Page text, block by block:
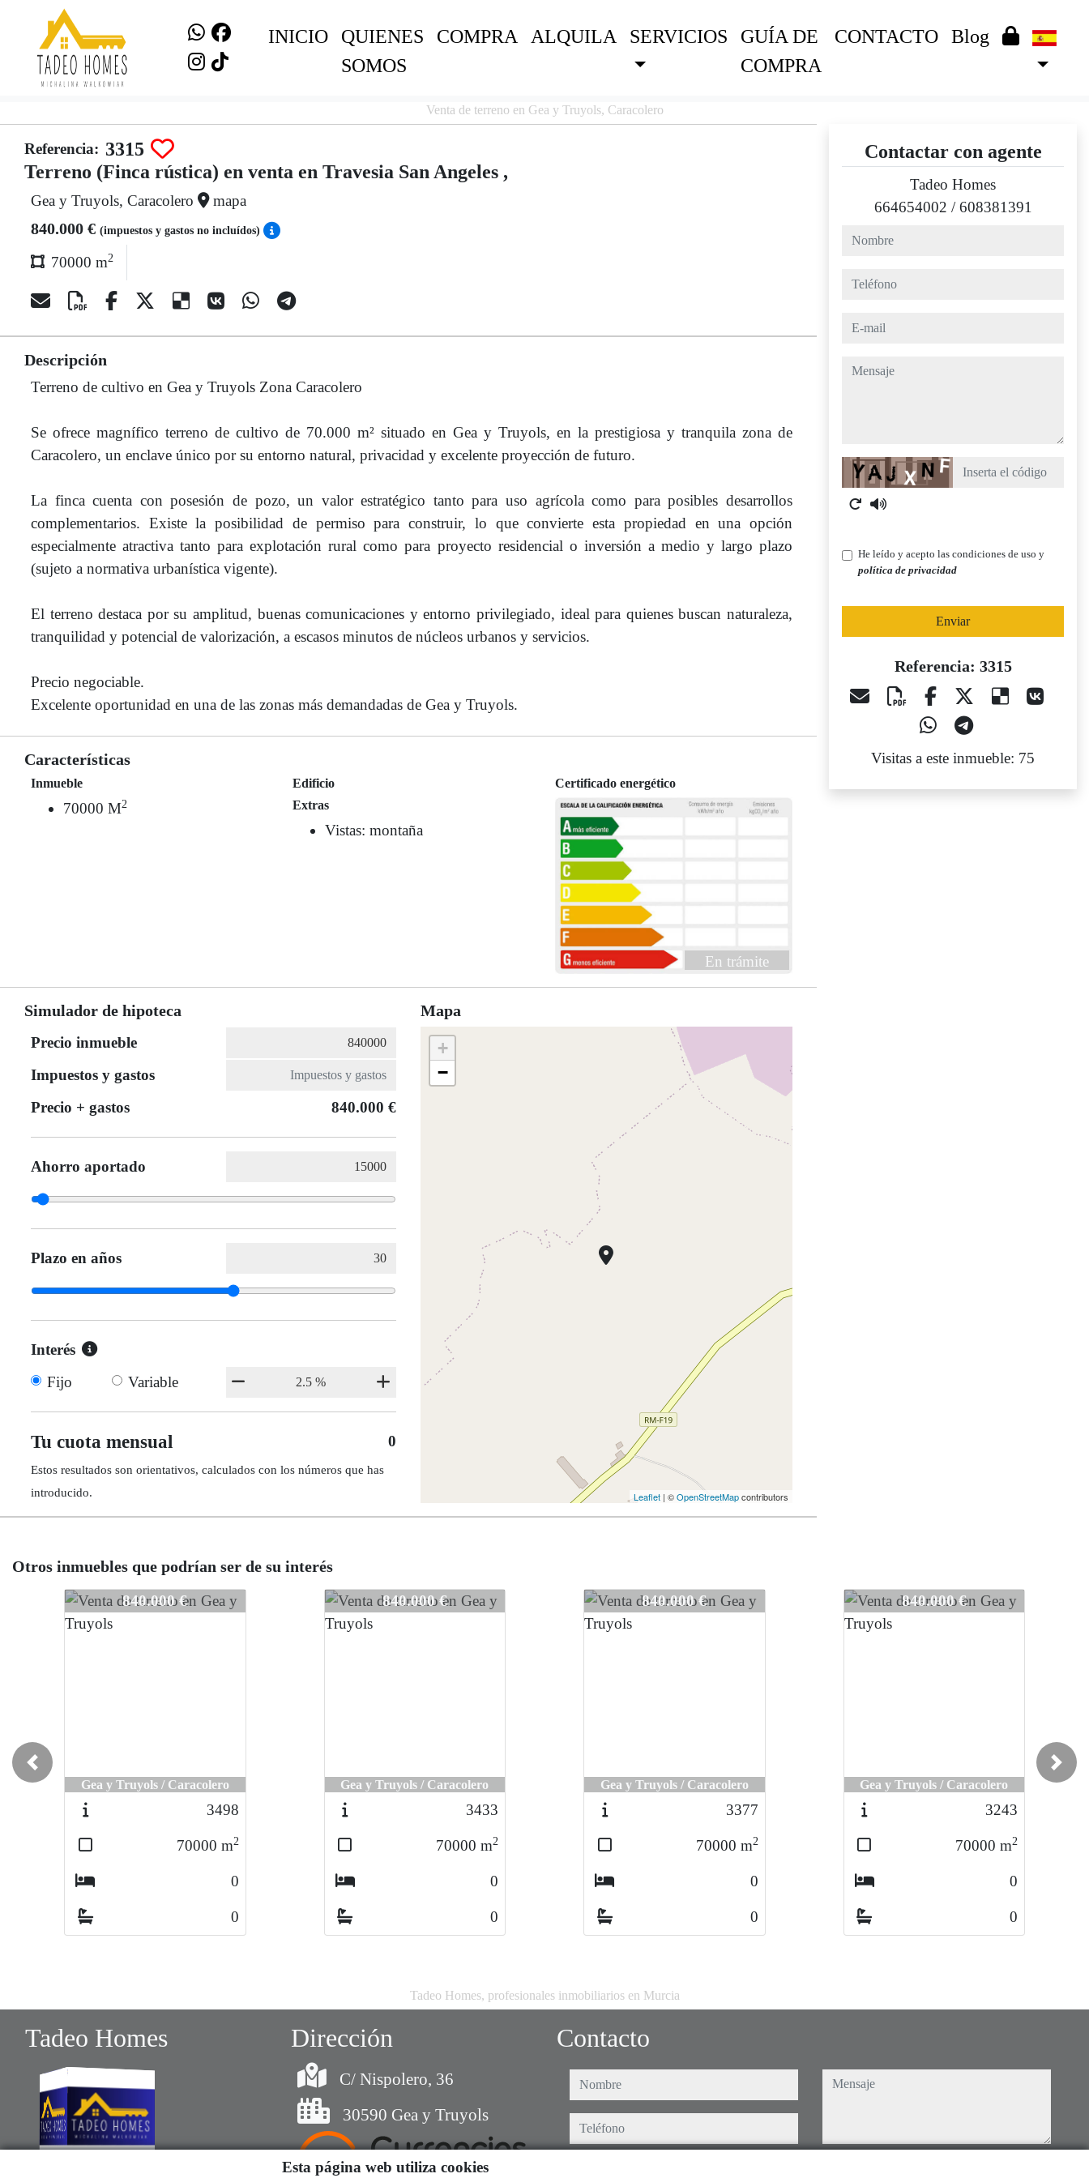
INICIO
QUIENES
SOMOS
COMPRA ALQUILA SERVICIOS
GUÍA DE
COMPRA
CONTACTO Blog
Venta de terreno en Gea y Truyols, Caracolero
Referencia: 3315
Terreno (Finca rústica) en venta en Travesia San Angeles ,
Gea y Truyols, Caracolero mapa
840.000 € (impuestos y gastos no incluídos)
70000 m2
Descripción
Terreno de cultivo en Gea y Truyols Zona Caracolero
Se ofrece magnífico terreno de cultivo de 70.000 m² situado en Gea y Truyols, en la prestigiosa y tranquila zona de
Caracolero, un enclave único por su entorno natural, privacidad y excelente proyección de futuro.
La finca cuenta con posesión de pozo, un valor estratégico tanto para uso agrícola como para posibles desarrollos
complementarios. Existe la posibilidad de permiso para construir, lo que convierte esta propiedad en una opción
especialmente atractiva tanto para explotación rural como para proyecto residencial o inversión a medio y largo plazo
(sujeto a normativa urbanística vigente).
El terreno destaca por su amplitud, buenas comunicaciones y entorno privilegiado, ideal para quienes buscan naturaleza,
tranquilidad y potencial de valorización, a escasos minutos de núcleos urbanos y servicios.
Precio negociable.
Excelente oportunidad en una de las zonas más demandadas de Gea y Truyols.
Características
Inmueble
70000 M2
Edificio
Extras
Vistas: montaña
Certificado energético
En trámite
Simulador de hipoteca
Precio inmueble
Impuestos y gastos
Precio + gastos
840.000 €
Ahorro aportado
Plazo en años
Interés
Fijo
Variable
Tu cuota mensual 0
Estos resultados son orientativos, calculados con los números que has
introducido.
Mapa
+
−
Leaflet | ©OpenStreetMapcontributors
Contactar con agente
Tadeo Homes
664654002 /608381391
nombre
teléfono
e-mail
mensaje
Captcha
He leído y acepto las condiciones de uso y
política de privacidad
Enviar
Referencia: 3315
Visitas a este inmueble: 75
Otros inmuebles que podrían ser de su interés
3315
840.000 €
Gea y Truyols / Caracolero
3498
70000 m2
0
0
3315 840.000 €
Gea y Truyols / Caracolero
3433
70000 m2
0
0
3315 840.000 €
Gea y Truyols / Caracolero
3377
70000 m2
0
0
3315 840.000 €
Gea y Truyols / Caracolero
3243
70000 m2
0
0
Previous Next
Tadeo Homes, profesionales inmobiliarios en Murcia
Tadeo Homes Dirección
C/ Nispolero, 36
30590 Gea y Truyols
Contacto
nombre
teléfono
mensaje
Esta página web utiliza cookies